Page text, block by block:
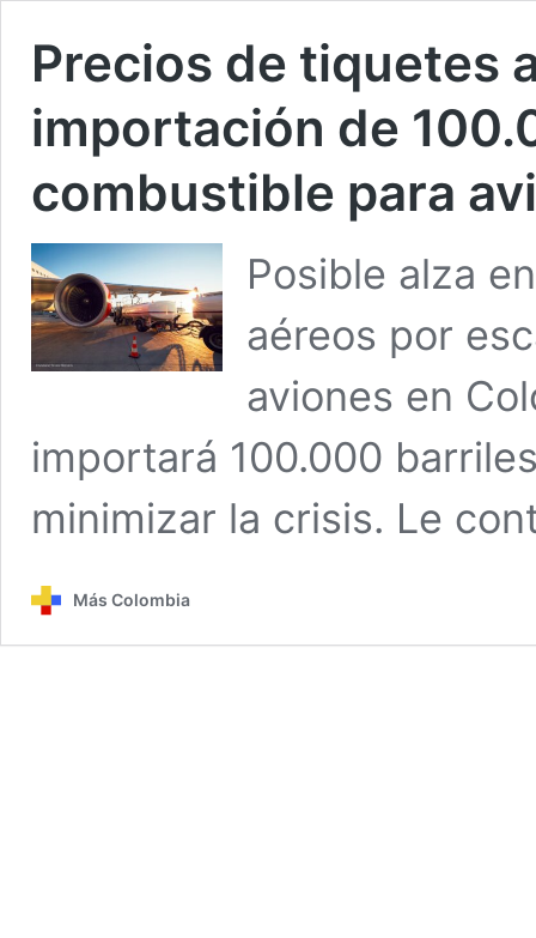
Precios de tiquetes
importación de
combustible para
Posible alza
aéreos por
aviones en
importará 100.000
minimizar la crisis. Le
Más Colombia